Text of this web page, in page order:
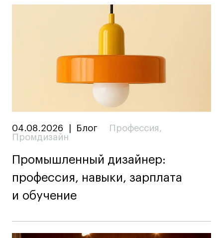
04.08.2026 Блог Профессия ,
Промдизайн
Промышленный дизайнер:
профессия, навыки, зарплата
и обучение